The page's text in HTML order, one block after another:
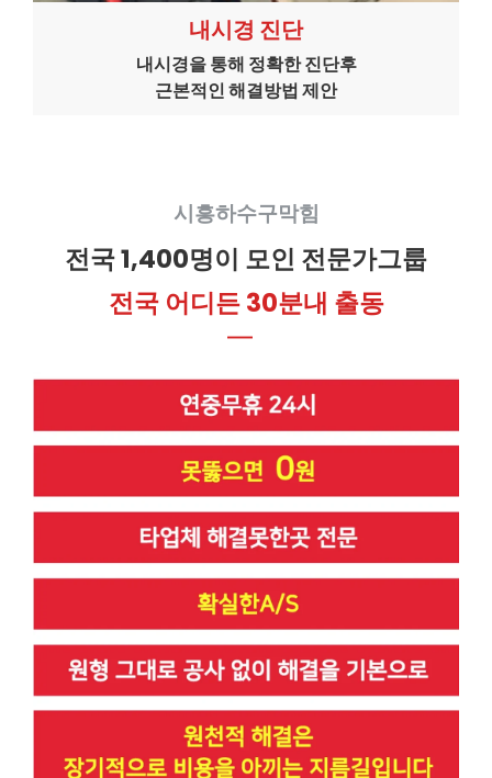
내시경 진단
내시경을 통해 정확한 진단후
근본적인 해결방법 제안
시흥하수구막힘
전국 1,400명이 모인 전문가그룹
전국 어디든 30분내 출동